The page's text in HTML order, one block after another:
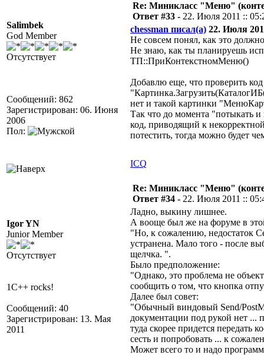
Salimbek
God Member
Отсутствует
Сообщений: 862
Зарегистрирован: 06. Июня
2006
Пол:
Re: Миникласс "Меню"
Ответ #33 - 22. Июля 2011 ::
chessman писал(а) 22. Июля
Не совсем понял, как это
Не знаю, как ты планируешь
ТП::ПриКонтекстномМеню()
Добавлю еще, что проверить
нет и такой картинки
Так что до момента "потыкать
код, приводящий к
потестить, тогда можно будет
ICQ
Igor YN
Junior Member
Отсутствует
1C++ rocks!
Сообщений: 40
Зарегистрирован: 13. Мая
2011
Re: Миникласс "Меню"
Ответ #34 - 22. Июля 2011 ::
Ладно, выкину лишнее.
А вооще был же на форуме в
"Но, к сожалению, недостаток
устранена. Мало того - после
щелчка. ".
Было предположение:
"Однако, это проблема не
сообщить о том, что кнопка
Далее был совет:
"Обычный виндовый Send/
документации под рукой нет ...
туда скорее придется передать
сесть и попробовать ... к
Может всего то и надо